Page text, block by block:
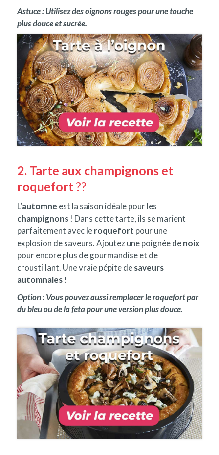
Astuce : Utilisez des oignons rouges pour une touche
plus douce et sucrée.
2. Tarte aux champignons et
roquefort ??
L’automne est la saison idéale pour les
champignons ! Dans cette tarte, ils se marient
parfaitement avec leroquefort pour une
explosion de saveurs. Ajoutez une poignée denoix
pour encore plus de gourmandise et de
croustillant. Une vraie pépite desaveurs
automnales !
Option : Vous pouvez aussi remplacer le roquefort par
du bleu ou de la feta pour une version plus douce.